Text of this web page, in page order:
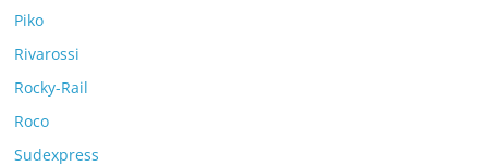
Piko
Rivarossi
Rocky-Rail
Roco
Sudexpress